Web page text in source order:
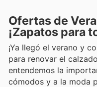
Ofertas de
¡Zapatos para
¡Ya llegó el verano y
para renovar el
entendemos la
cómodos y a la moda